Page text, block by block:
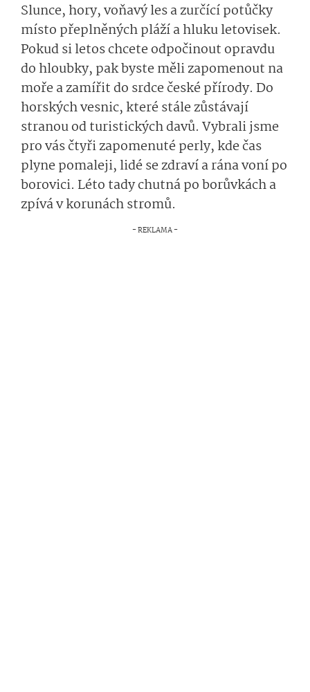
Slunce, hory, voňavý les a zurčící potůčky
místo přeplněných pláží a hluku letovisek.
Pokud si letos chcete odpočinout opravdu
do hloubky, pak byste měli zapomenout na
moře a zamířit do srdce české přírody. Do
horských vesnic, které stále zůstávají
stranou od turistických davů. Vybrali jsme
pro vás čtyři zapomenuté perly, kde čas
plyne pomaleji, lidé se zdraví a rána voní po
borovici. Léto tady chutná po borůvkách a
zpívá v korunách stromů.